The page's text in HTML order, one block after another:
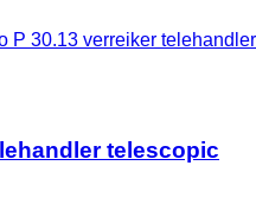
P 30.13 verreiker telehandler
telescopic